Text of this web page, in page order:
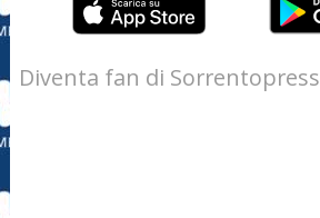
Diventa fan di Sorrentopress